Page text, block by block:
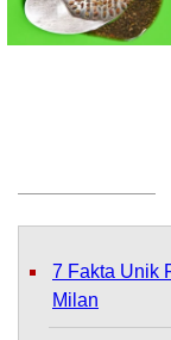
7 Fakta Unik
Milan